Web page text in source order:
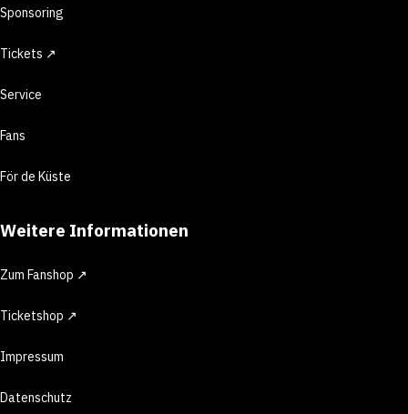
Sponsoring
Tickets ↗
Service
Fans
För de Küste
Weitere Informationen
Zum Fanshop ↗
Ticketshop ↗
Impressum
Datenschutz